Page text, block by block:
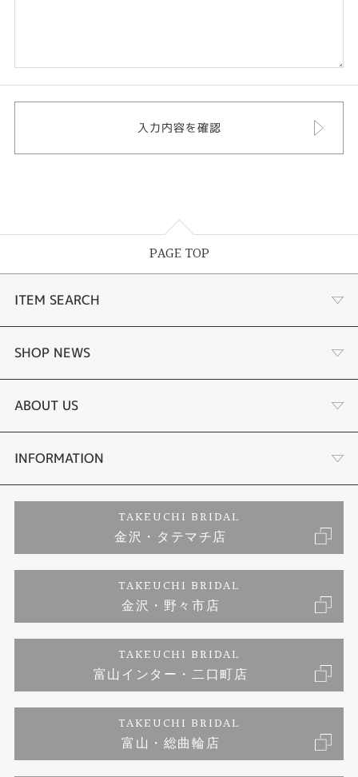
PAGE TOP
ITEM SEARCH
婚約指輪
結婚指輪
セットリング
婚約ネックレス
ダイヤモンド
ジュエリーリフォーム
SHOP NEWS
選ばれる理由まとめ
お客様の声
プロポーズサポート
ブランドリスト
福井指輪工房｜手作りペアリング
福井指輪工房｜手作り結婚指輪 and 婚約指輪
福井工房｜手作り婚約指輪プロポーズプラン
ABOUT US
会社概要
お客様の声
INFORMATION
プライバシーポリシー
TAKEUCHI BRIDAL
金沢・タテマチ店
TAKEUCHI BRIDAL
金沢・野々市店
TAKEUCHI BRIDAL
富山インター・二口町店
TAKEUCHI BRIDAL
富山・総曲輪店